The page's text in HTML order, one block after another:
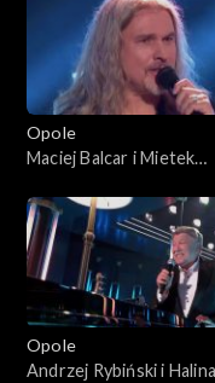
Koncert
Jubileusz Bogdana
Opole
Maciej Balcar i Mietek
63. KFPP: Koncert
„Autobiografia.
Bogdana Olewicza”
Opole
Andrzej Rybiński i Halina